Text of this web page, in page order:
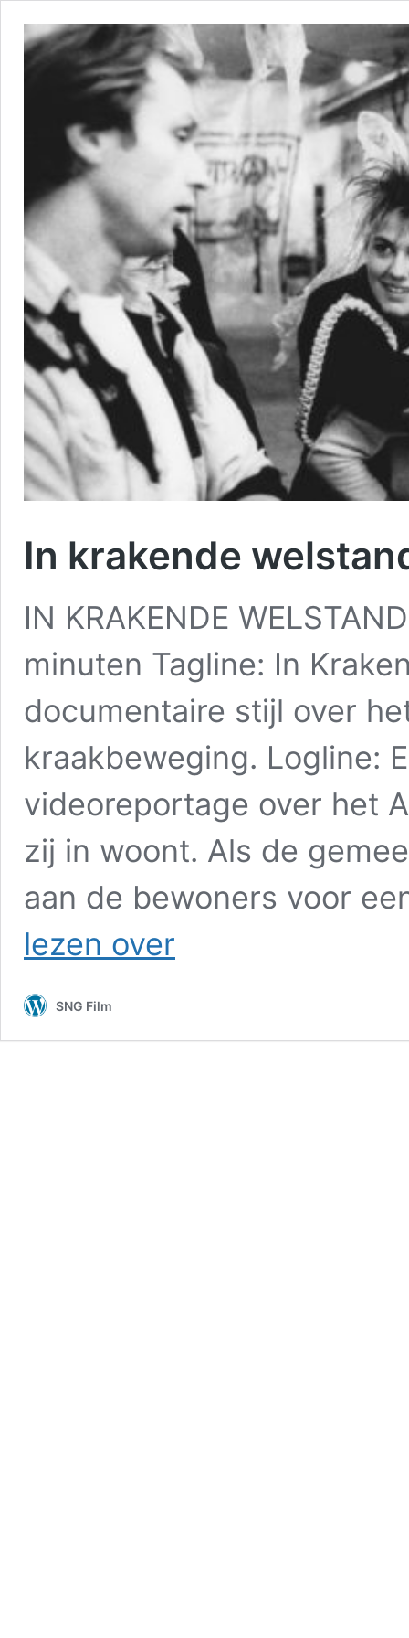
In krakende
IN KRAKENDE
minuten Tagline: In
documentaire stijl over
kraakbeweging. Logline:
videoreportage over het
zij in woont. Als de
aan de bewoners voor
lezen over
SNG Film